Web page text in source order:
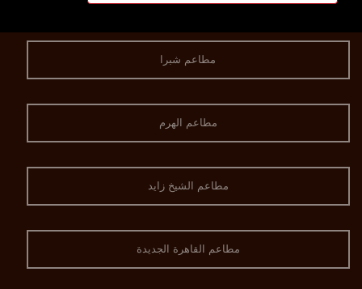
مطاعم شبرا
مطاعم الهرم
مطاعم الشيخ زايد
مطاعم القاهرة الجديدة